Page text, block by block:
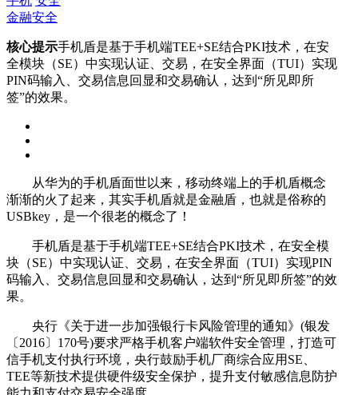
金融安全
核心提示手机盾是基于手机端TEE+SE结合PKI技术，在安
全模块（SE）中实现认证、交易，在安全界面（TUI）实现
PIN码输入、交易信息回显和交易确认，达到“所见即所
签”的效果。
从华为的手机盾面世以来，移动终端上的手机盾概念
渐渐的火了起来，其实手机盾就是金融盾，也就是俗称的
USBkey，是一个很老的概念了！
手机盾是基于手机端TEE+SE结合PKI技术，在安全模
块（SE）中实现认证、交易，在安全界面（TUI）实现PIN
码输入、交易信息回显和交易确认，达到“所见即所签”的效
果。
央行《关于进一步加强银行卡风险管理的通知》(银发
〔2016〕170号)要求严格手机客户端软件安全管理，打造可
信手机支付执行环境，央行鼓励手机厂商综合应用SE、
TEE等新技术提供硬件级安全保护，提升支付敏感信息防护